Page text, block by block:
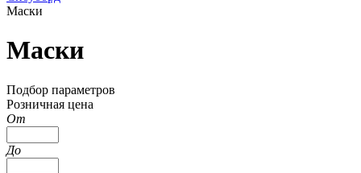
Маски
Маски
Подбор параметров
Розничная цена
От
До